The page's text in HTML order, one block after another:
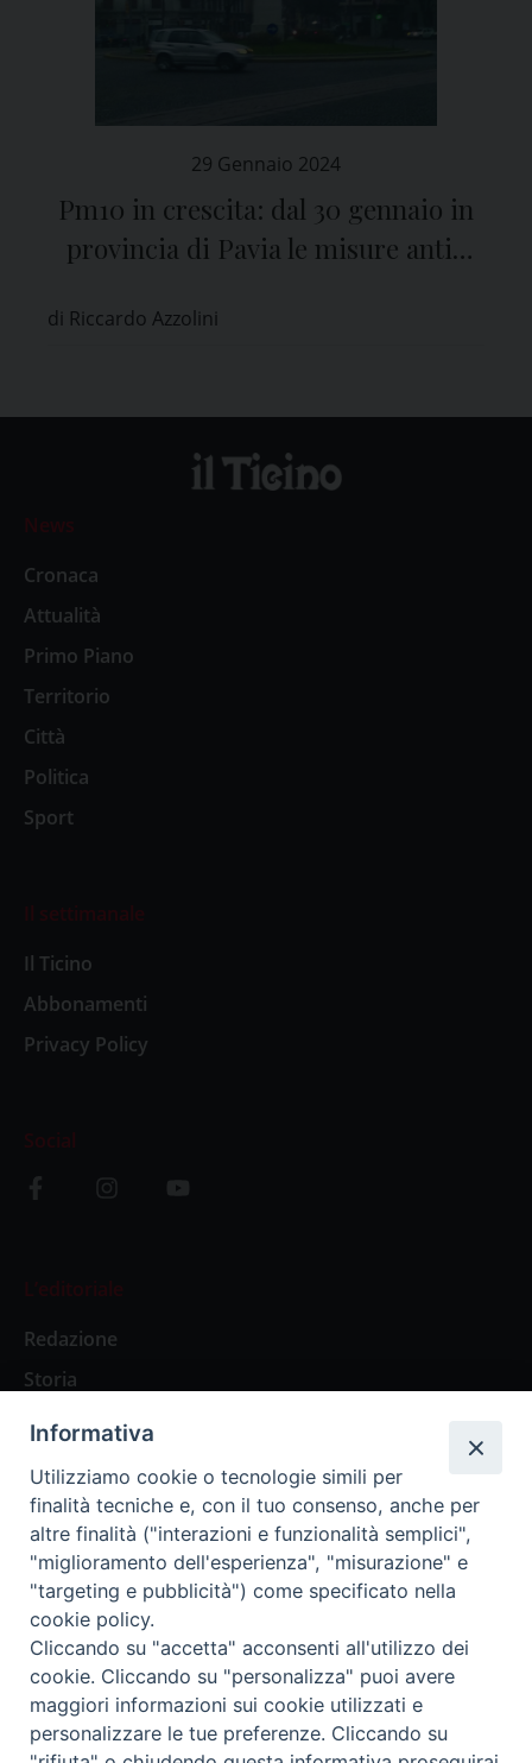
29 Gennaio 2024
Pm10 in crescita: dal 30 gennaio in
provincia di Pavia le misure anti-
di Riccardo Azzolini
News
Cronaca
Attualità
Primo Piano
Territorio
Città
Politica
Sport
Il settimanale
Il Ticino
Abbonamenti
Privacy Policy
Social
L’editoriale
Redazione
Storia
Abbonamenti
Abbonamento Annuale Digitale
Abbonamento Annuale Cartaceo
Abbonamento Singola Copia Digitale
Redazione: Pavia, Piazza Duomo 11 - tel. 0382.24736 -
Informativa
Utilizziamo cookie o tecnologie simili per
finalità tecniche e, con il tuo consenso, anche per
altre finalità ("interazioni e funzionalità semplici",
"miglioramento dell'esperienza", "misurazione" e
"targeting e pubblicità") come specificato nella
cookie policy.
Cliccando su "accetta" acconsenti all'utilizzo dei
cookie. Cliccando su "personalizza" puoi avere
maggiori informazioni sui cookie utilizzati e
personalizzare le tue preferenze. Cliccando su